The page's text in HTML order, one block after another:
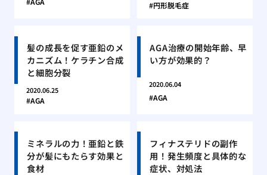
円形脱毛症
髪の成長を促す亜鉛のメ
カニズム！ケラチン合成
と細胞分裂
2020.06.25
AGA
AGA治療の開始年齢、早
い方が効果的？
2020.06.04
AGA
ミネラルの力！亜鉛と鉄
分が髪にもたらす効果と
食材
フィナステリドの副作
用！発生頻度と具体的な
症状、対処法